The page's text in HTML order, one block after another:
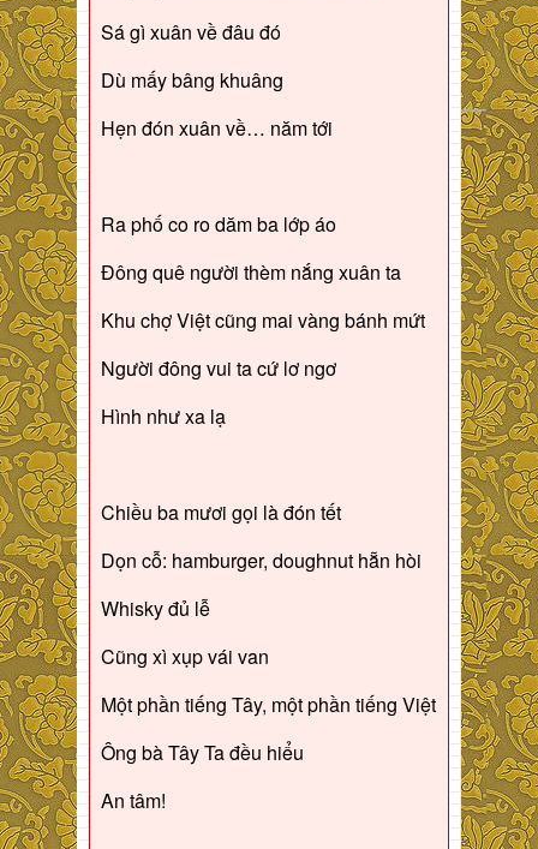
Sá gì xuân về đâu đó
Dù mấy bâng khuâng
Hẹn đón xuân về… năm tới
Ra phố co ro dăm ba lớp áo
Đông quê người thèm nắng xuân ta
Khu chợ Việt cũng mai vàng bánh mứt
Người đông vui ta cứ lơ ngơ
Hình như xa lạ
Chiều ba mươi gọi là đón tết
Dọn cỗ: hamburger, doughnut hẵn hòi
Whisky đủ lễ
Cũng xì xụp vái van
Một phần tiếng Tây, một phần tiếng Việt
Ông bà Tây Ta đều hiểu
An tâm!